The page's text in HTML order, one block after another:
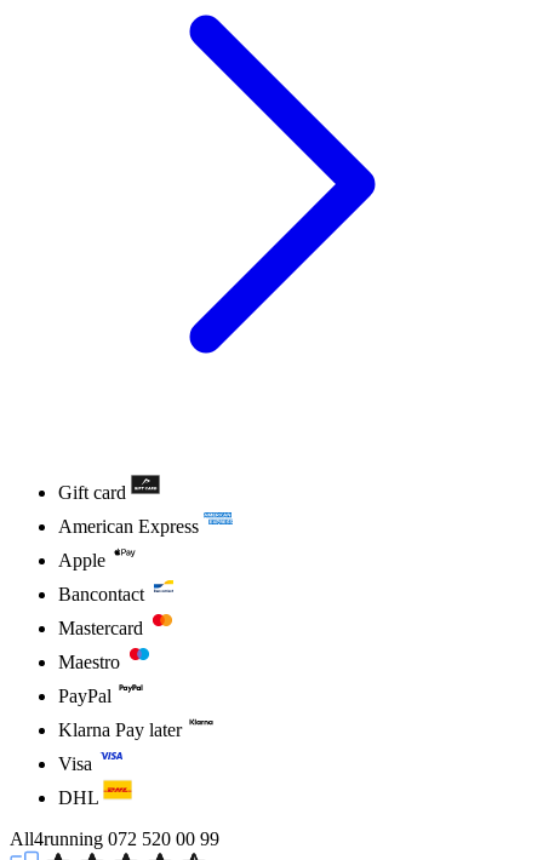
Gift card
American Express
Apple
Bancontact
Mastercard
Maestro
PayPal
Klarna Pay later
Visa
DHL
All4running 072 520 00 99